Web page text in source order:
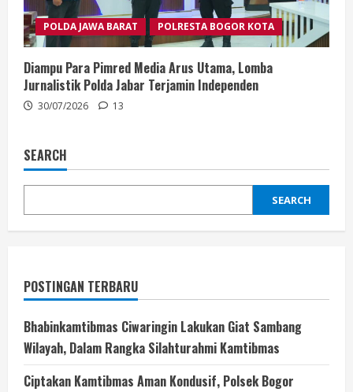
POLDA JAWA BARAT POLRESTA BOGOR KOTA
Diampu Para Pimred Media Arus Utama, Lomba
Jurnalistik Polda Jabar Terjamin Independen
30/07/2026 13
SEARCH
SEARCH
POSTINGAN TERBARU
Bhabinkamtibmas Ciwaringin Lakukan Giat Sambang
Wilayah, Dalam Rangka Silahturahmi Kamtibmas
Ciptakan Kamtibmas Aman Kondusif, Polsek Bogor